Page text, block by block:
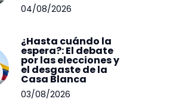
04/08/2026
¿Hasta cuándo la
espera?: El debate
por las elecciones y
el desgaste de la
Casa Blanca
03/08/2026